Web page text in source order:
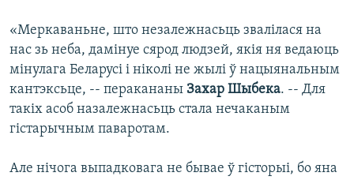
«Меркаваньне, што незалежнасьць звалілася на
нас зь неба, дамінуе сярод людзей, якія ня ведаюць
мінулага Беларусі і ніколі не жылі ў нацыянальным
кантэксьце, -- перакананы Захар Шыбека. -- Для
такіх асоб назалежнасьць стала нечаканым
гістарычным паваротам.
Але нічога выпадковага не бывае ў гісторыі, бо яна